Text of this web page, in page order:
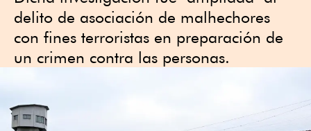
delito de asociación de malhechores
con fines terroristas en preparación de
un crimen contra las personas.